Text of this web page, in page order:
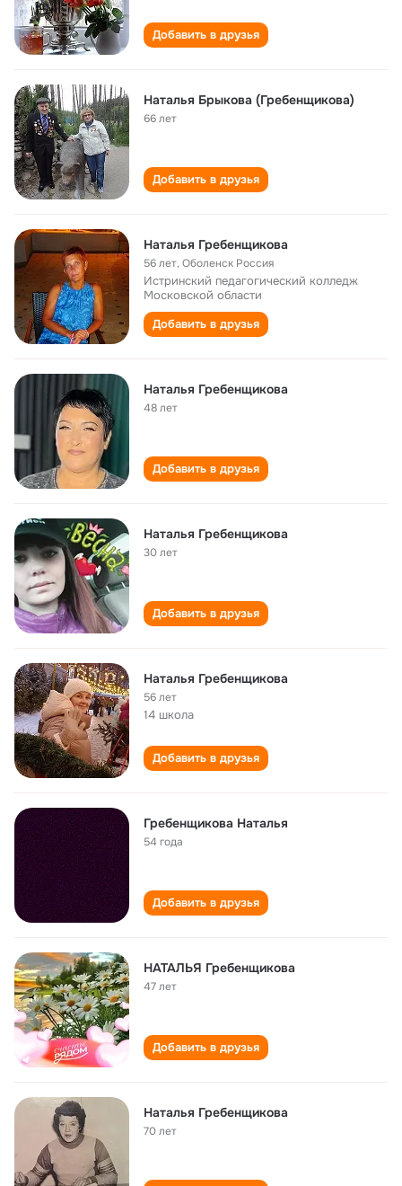
Добавить в друзья
Наталья Брыкова (Гребенщикова)
66 лет
Добавить в друзья
Наталья Гребенщикова
56 лет,Оболенск Россия
Истринский педагогический колледж
Московской области
Добавить в друзья
Наталья Гребенщикова
48 лет
Добавить в друзья
Наталья Гребенщикова
30 лет
Добавить в друзья
Наталья Гребенщикова
56 лет
14 школа
Добавить в друзья
Гребенщикова Наталья
54 года
Добавить в друзья
НАТАЛЬЯ Гребенщикова
47 лет
Добавить в друзья
Наталья Гребенщикова
70 лет